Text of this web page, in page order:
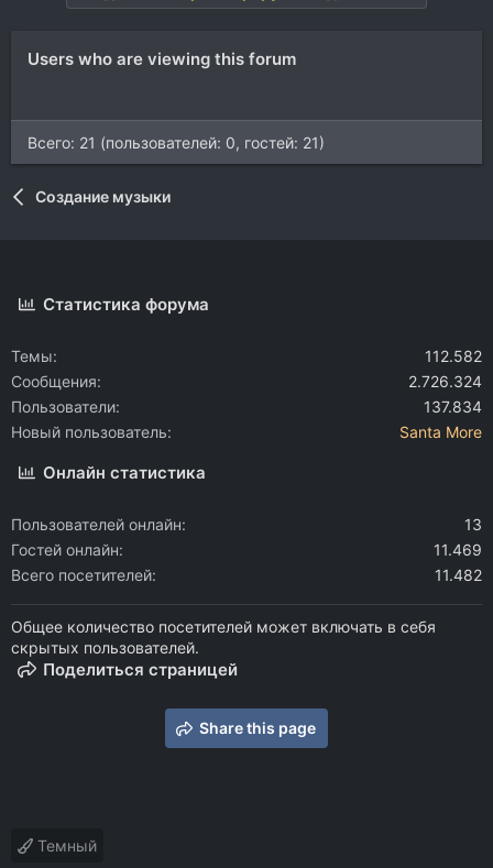
Users who are viewing this forum
Всего: 21 (пользователей: 0, гостей: 21)
Создание музыки
Статистика форума
Темы
112.582
Сообщения
2.726.324
Пользователи
137.834
Новый пользователь
Santa More
Онлайн статистика
Пользователей онлайн
13
Гостей онлайн
11.469
Всего посетителей
11.482
Общее количество посетителей может включать в себя
скрытых пользователей.
Поделиться страницей
Share this page
Темный